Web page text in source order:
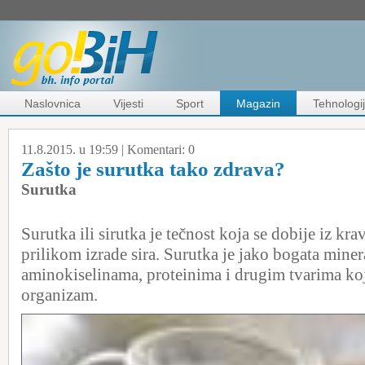
Naslovnica Vijesti Sport Magazin
11.8.2015. u 19:59 | Komentari: 0
Zašto je surutka tako zdrava?
Surutka
Surutka ili sirutka je tečnost koja se dobije iz
prilikom izrade sira. Surutka je jako bogata
aminokiselinama, proteinima i drugim tvarima
organizam.